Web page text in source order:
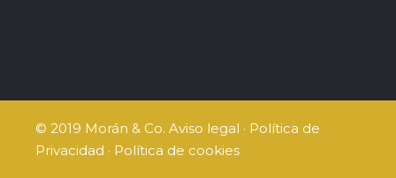
© 2019 Morán & Co. Aviso legal · Política de
Privacidad · Política de cookies